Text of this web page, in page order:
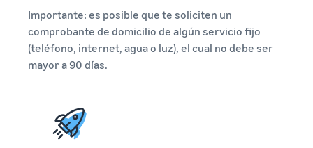
Importante: es posible que te soliciten un
comprobante de domicilio de algún servicio fijo
(teléfono, internet, agua o luz), el cual no debe ser
mayor a 90 días.